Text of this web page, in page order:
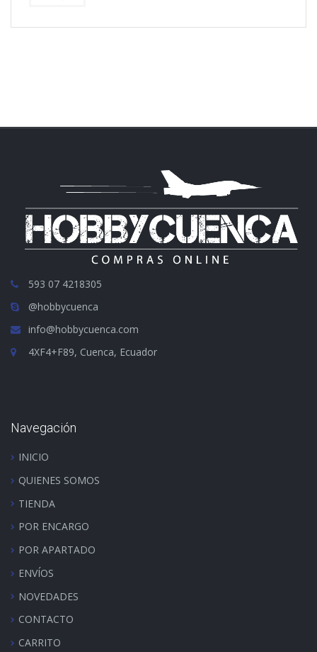
593 07 4218305
@hobbycuenca
info@hobbycuenca.com
4XF4+F89, Cuenca, Ecuador
Navegación
INICIO
QUIENES SOMOS
TIENDA
POR ENCARGO
POR APARTADO
ENVÍOS
NOVEDADES
CONTACTO
CARRITO